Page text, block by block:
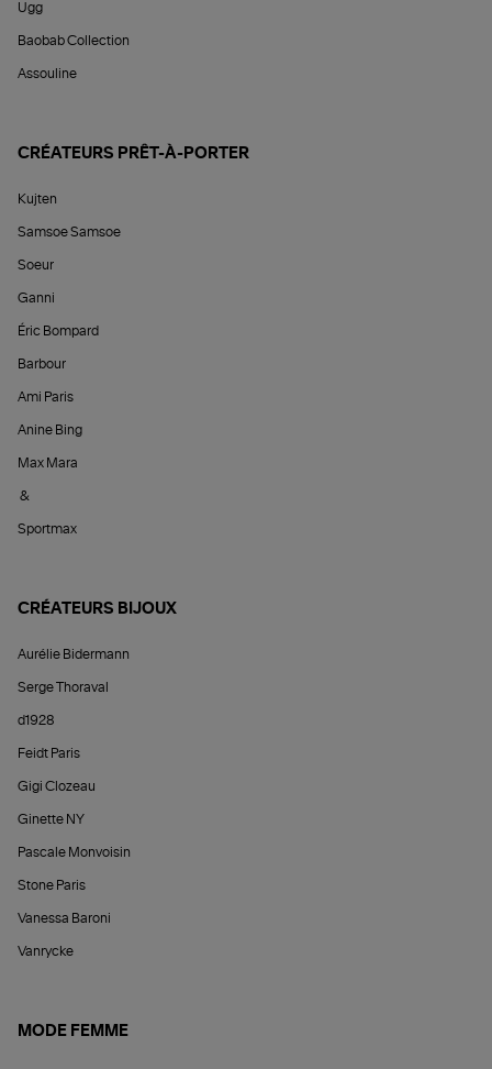
Ugg
Baobab Collection
Assouline
CRÉATEURS PRÊT-À-PORTER
Kujten
Samsoe Samsoe
Soeur
Ganni
Éric Bompard
Barbour
Ami Paris
Anine Bing
Max Mara
&
Sportmax
CRÉATEURS BIJOUX
Aurélie Bidermann
Serge Thoraval
d1928
Feidt Paris
Gigi Clozeau
Ginette NY
Pascale Monvoisin
Stone Paris
Vanessa Baroni
Vanrycke
MODE FEMME